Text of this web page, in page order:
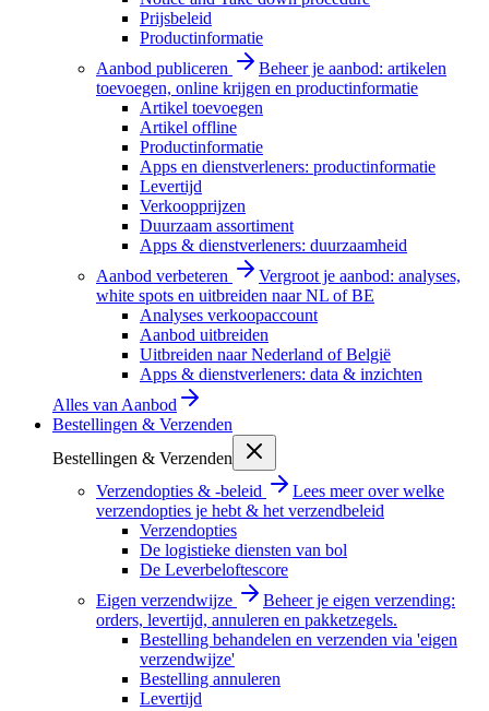
Prijsbeleid
Productinformatie
Aanbod publiceren
Beheer je aanbod: artikelen
toevoegen, online krijgen en productinformatie
Artikel toevoegen
Artikel offline
Productinformatie
Apps en dienstverleners: productinformatie
Levertijd
Verkoopprijzen
Duurzaam assortiment
Apps & dienstverleners: duurzaamheid
Aanbod verbeteren
Vergroot je aanbod: analyses,
white spots en uitbreiden naar NL of BE
Analyses verkoopaccount
Aanbod uitbreiden
Uitbreiden naar Nederland of België
Apps & dienstverleners: data & inzichten
Alles van Aanbod
Bestellingen & Verzenden
Bestellingen & Verzenden
Verzendopties & -beleid
Lees meer over welke
verzendopties je hebt & het verzendbeleid
Verzendopties
De logistieke diensten van bol
De Leverbeloftescore
Eigen verzendwijze
Beheer je eigen verzending:
orders, levertijd, annuleren en pakketzegels.
Bestelling behandelen en verzenden via 'eigen
verzendwijze'
Bestelling annuleren
Levertijd